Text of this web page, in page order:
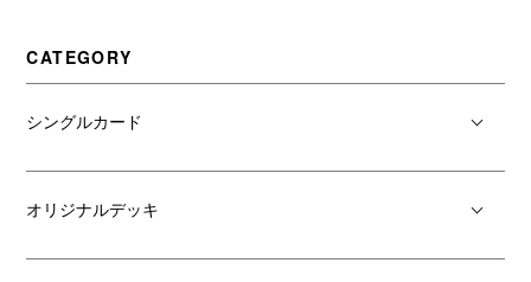
CATEGORY
シングルカード
オリジナルデッキ